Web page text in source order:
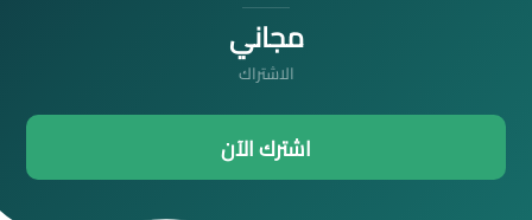
مجاني
الاشتراك
اشترك الآن